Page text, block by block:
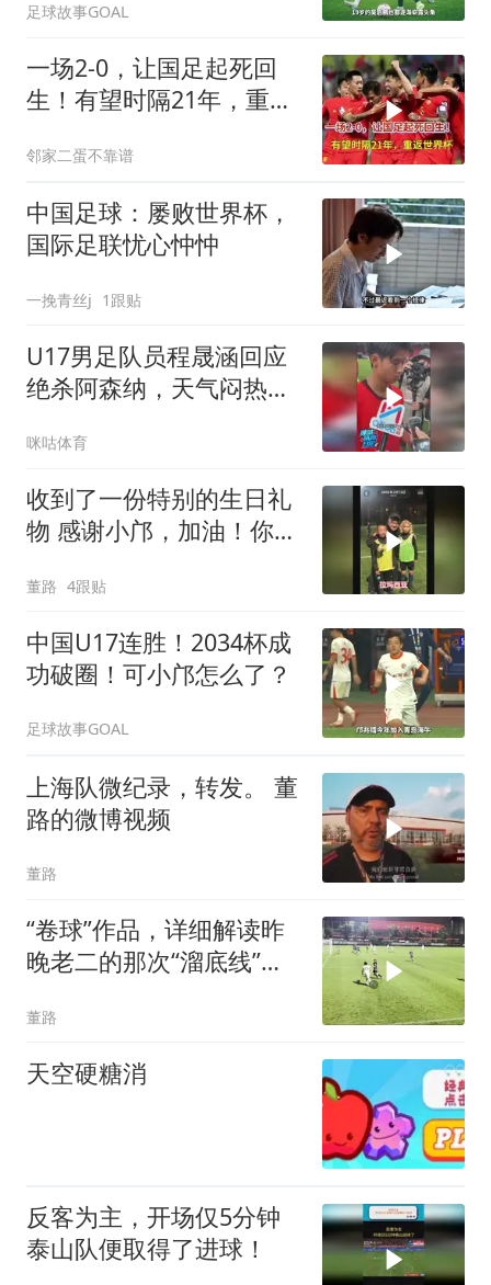
足球故事GOAL
一场2-0，让国足起死回
生！有望时隔21年，重返
邻家二蛋不靠谱
中国足球：屡败世界杯，
国际足联忧心忡忡
一挽青丝j 1跟贴
U17男足队员程晟涵回应
绝杀阿森纳，天气闷热不
了
咪咕体育
收到了一份特别的生日礼
物 感谢小邝，加油！你是
球员！
董路 4跟贴
中国U17连胜！2034杯成
功破圈！可小邝怎么了？
足球故事GOAL
上海队微纪录，转发。 董
路的微博视频
董路
“卷球”作品，详细解读昨
晚老二的那次“溜底线”。
董路
天空硬糖消
反客为主，开场仅5分钟
泰山队便取得了进球！